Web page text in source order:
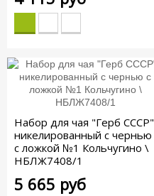
Набор для чая "Герб СССР"
никелированный с чернью
с ложкой №1 Кольчугино \
НБЛЖ7408/1
5 665 руб